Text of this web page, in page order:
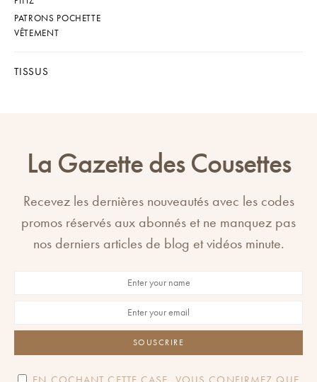
PATRONS POCHETTE
VÊTEMENT
TISSUS
La Gazette des Cousettes
Recevez les dernières nouveautés avec les codes
promos réservés aux abonnés et ne manquez pas
nos derniers articles de blog et vidéos minute.
SOUSCRIRE